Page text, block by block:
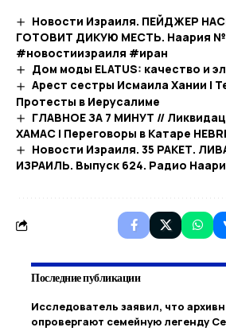
Новости Израиля. ПЕЙДЖЕР
ГОТОВИТ ДИКУЮ МЕСТЬ. Наария
#новостиизраиля #иран
Дом моды ELATUS: качество и
Арест сестры Исмаила Хании |
Протесты в Иерусалиме
ГЛАВНОЕ ЗА 7 МИНУТ //
ХАМАС | Переговоры в Катаре
Новости Израиля. 35 РАКЕТ.
ИЗРАИЛЬ. Выпуск 624. Радио
Последние публикации
Исследователь заявил, что
опровергают семейную легенду